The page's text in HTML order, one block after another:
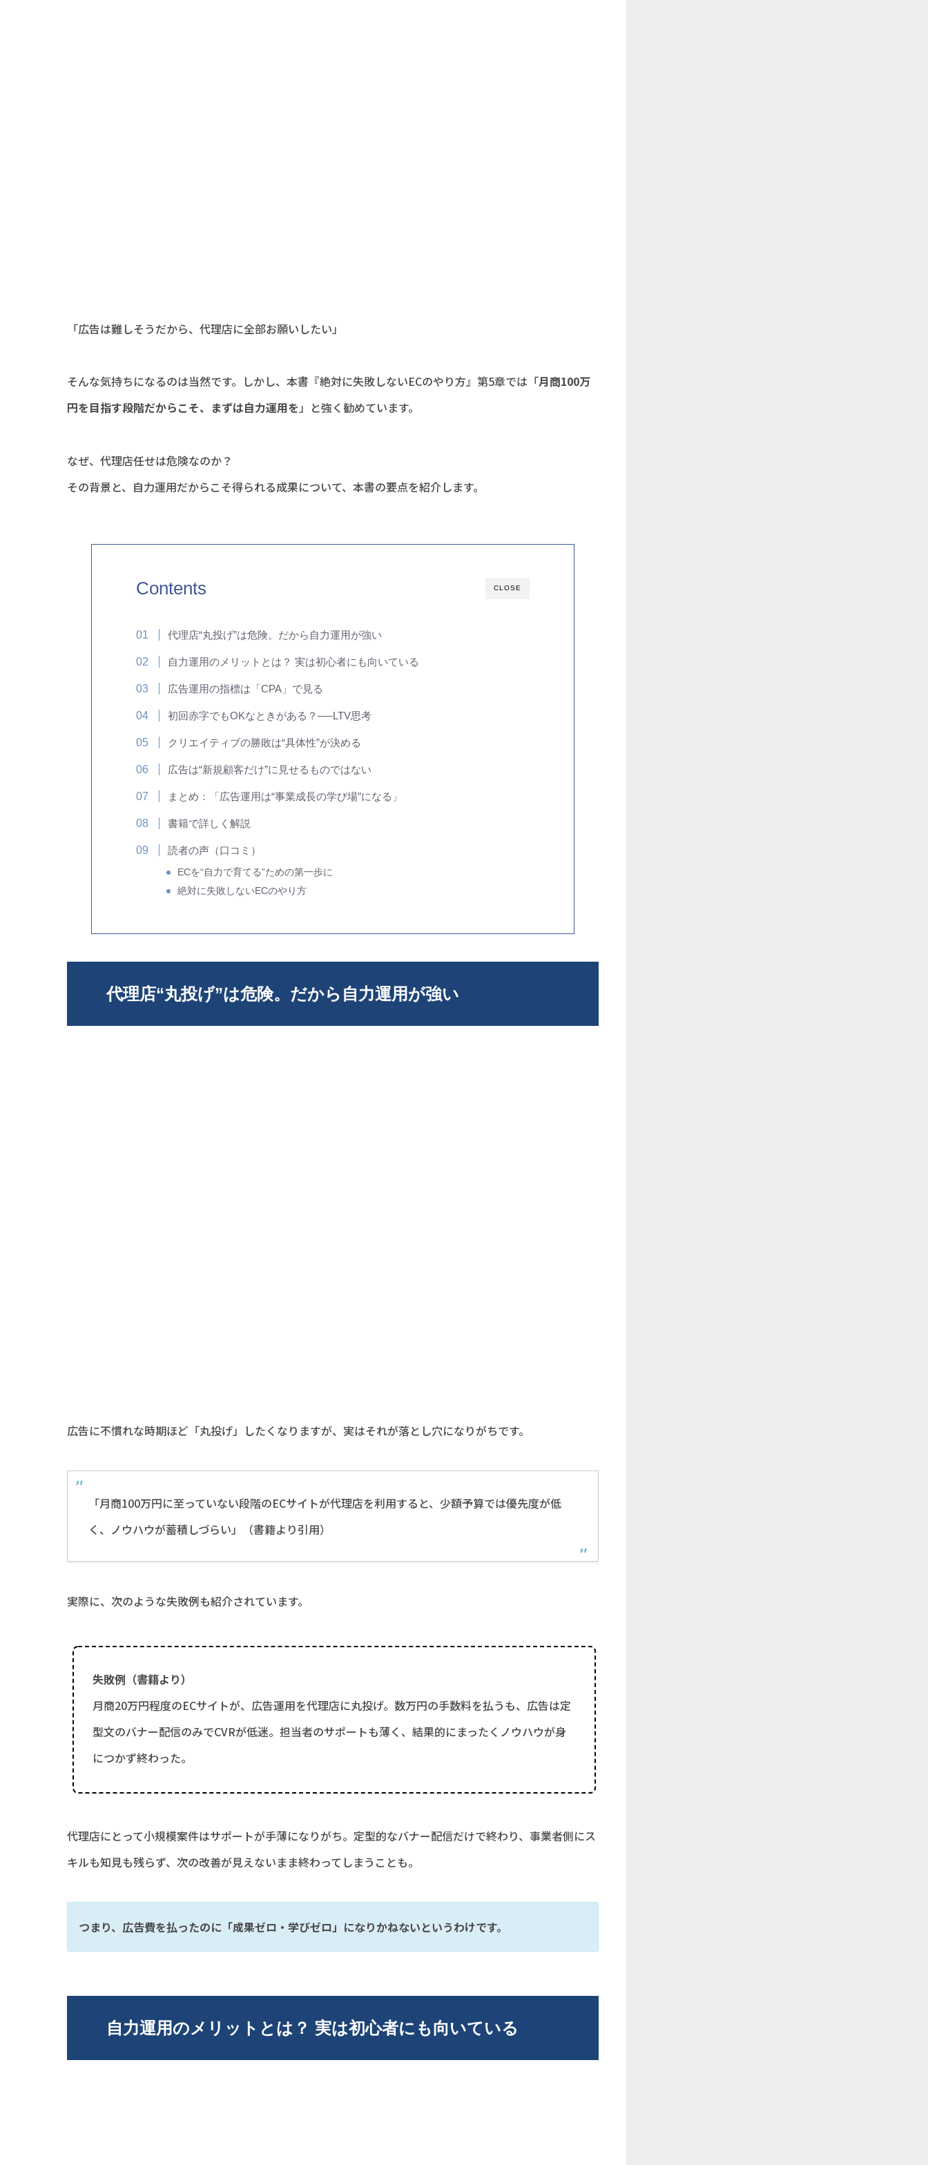
「広告は難しそうだから、代理店に全部お願いしたい」
そんな気持ちになるのは当然です。しかし、本書『絶対に失敗しないECのやり方』第5章では「月商100万
円を目指す段階だからこそ、まずは自力運用を」と強く勧めています。
なぜ、代理店任せは危険なのか？
その背景と、自力運用だからこそ得られる成果について、本書の要点を紹介します。
CLOSE
Contents
代理店“丸投げ”は危険。だから自力運用が強い
自力運用のメリットとは？ 実は初心者にも向いている
広告運用の指標は「CPA」で見る
初回赤字でもOKなときがある？──LTV思考
クリエイティブの勝敗は“具体性”が決める
広告は“新規顧客だけ”に見せるものではない
まとめ：「広告運用は“事業成長の学び場”になる」
書籍で詳しく解説
読者の声（口コミ）
ECを“自力で育てる”ための第一歩に
絶対に失敗しないECのやり方
代理店“丸投げ”は危険。だから自力運用が強い
広告に不慣れな時期ほど「丸投げ」したくなりますが、実はそれが落とし穴になりがちです。
「月商100万円に至っていない段階のECサイトが代理店を利用すると、少額予算では優先度が低
く、ノウハウが蓄積しづらい」（書籍より引用）
実際に、次のような失敗例も紹介されています。
失敗例（書籍より）
月商20万円程度のECサイトが、広告運用を代理店に丸投げ。数万円の手数料を払うも、広告は定
型文のバナー配信のみでCVRが低迷。担当者のサポートも薄く、結果的にまったくノウハウが身
につかず終わった。
代理店にとって小規模案件はサポートが手薄になりがち。定型的なバナー配信だけで終わり、事業者側にス
キルも知見も残らず、次の改善が見えないまま終わってしまうことも。
つまり、広告費を払ったのに「成果ゼロ・学びゼロ」になりかねないというわけです。
自力運用のメリットとは？ 実は初心者にも向いている